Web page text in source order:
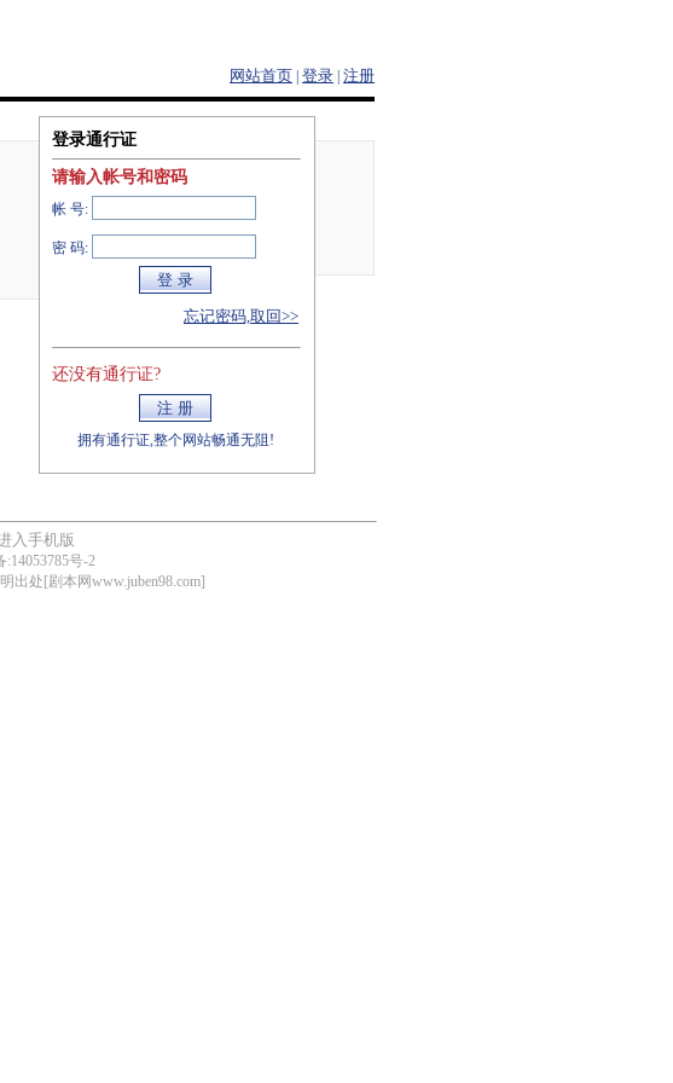
网站首页 登录 注册
登录通行证
请输入帐号和密码
帐 号:
密 码:
忘记密码,取回>>
还没有通行证?
拥有通行证,整个网站畅通无阻!
入手机版
:14053785号-2
出处[剧本网www.juben98.com]